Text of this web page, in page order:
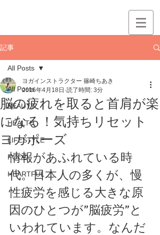
記事
All Posts
BEAUTY
HEALTH
LIFESTYLE
FOOD
HEARTFUL
All Posts
脳の疲れを取ると首肩が楽
になる！気持ちリセット
ヨガポーズ
ヨガインストラクター 篠崎ちあき
2016年4月18日 読了時間: 3分
情報があふれている時
代。日本人の多くが、慢
性疲労を感じる大きな原
因のひとつが”脳疲労”と
いわれています。なんだ